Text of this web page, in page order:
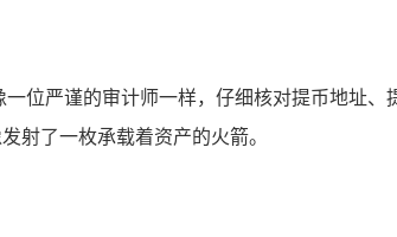
位严谨的审计师一样，仔细核对提币地址
射了一枚承载着资产的火箭。